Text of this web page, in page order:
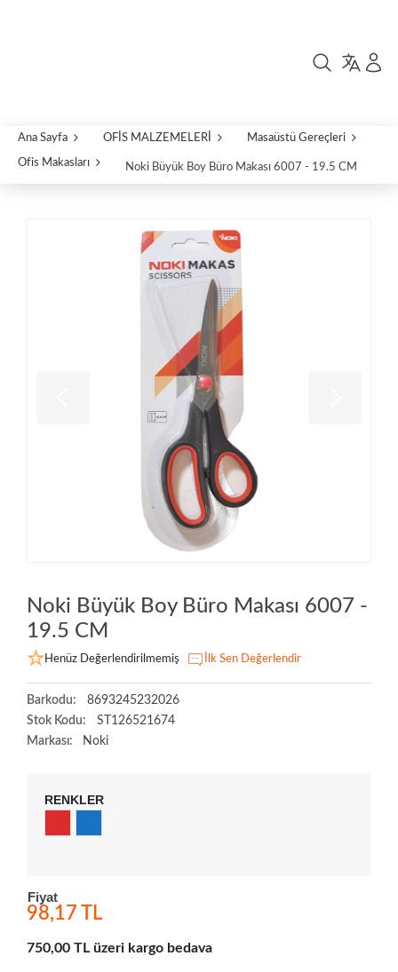
Ana Sayfa OFİS MALZEMELERİ Masaüstü Gereçleri
Ofis Makasları Noki Büyük Boy Büro Makası 6007 - 19.5 CM
Noki Büyük Boy Büro Makası 6007 -
19.5 CM
Henüz Değerlendirilmemiş İlk Sen Değerlendir
Barkodu:
8693245232026
Stok Kodu:
ST126521674
Markası:
Noki
RENKLER
Fiyat
98,17 TL
750,00 TL üzeri kargo bedava